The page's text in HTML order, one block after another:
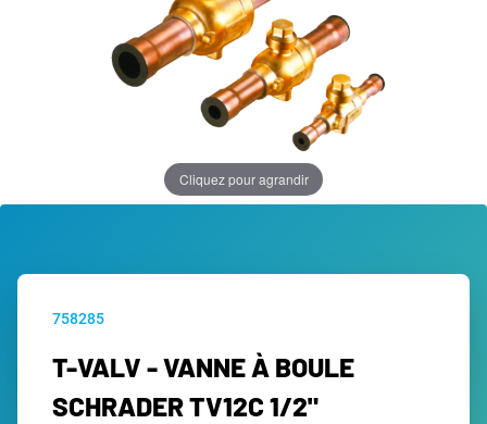
Cliquez pour agrandir
758285
T-VALV - VANNE À BOULE
SCHRADER TV12C 1/2"